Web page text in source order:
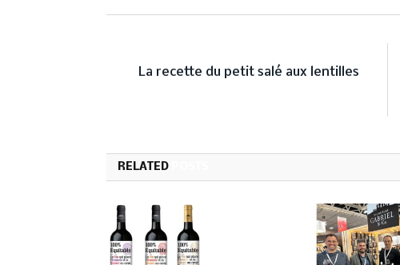
La recette du petit salé aux lentilles
RELATED